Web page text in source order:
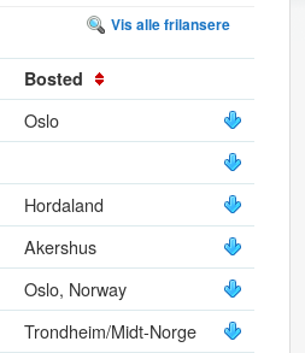
Vis alle frilansere
Bosted
Oslo
Hordaland
Akershus
Oslo, Norway
Trondheim/Midt-Norge